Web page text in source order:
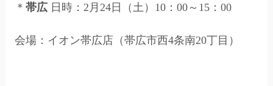
＊ 帯広日時：2月24日（土）10：00～15：00
会場：イオン帯広店（帯広市西4条南20丁目）